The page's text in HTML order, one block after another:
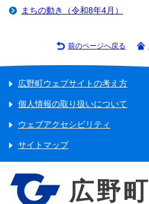
まちの動き（令和8年4月）
前のページへ戻る
広野町ウェブサイトの考え方
個人情報の取り扱いについて
ウェブアクセシビリティ
サイトマップ
広野町